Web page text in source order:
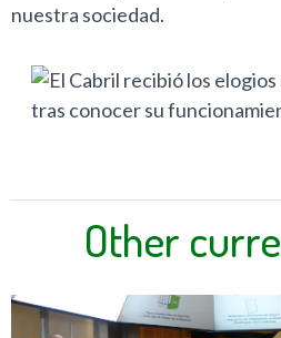
nuestra sociedad.
Other